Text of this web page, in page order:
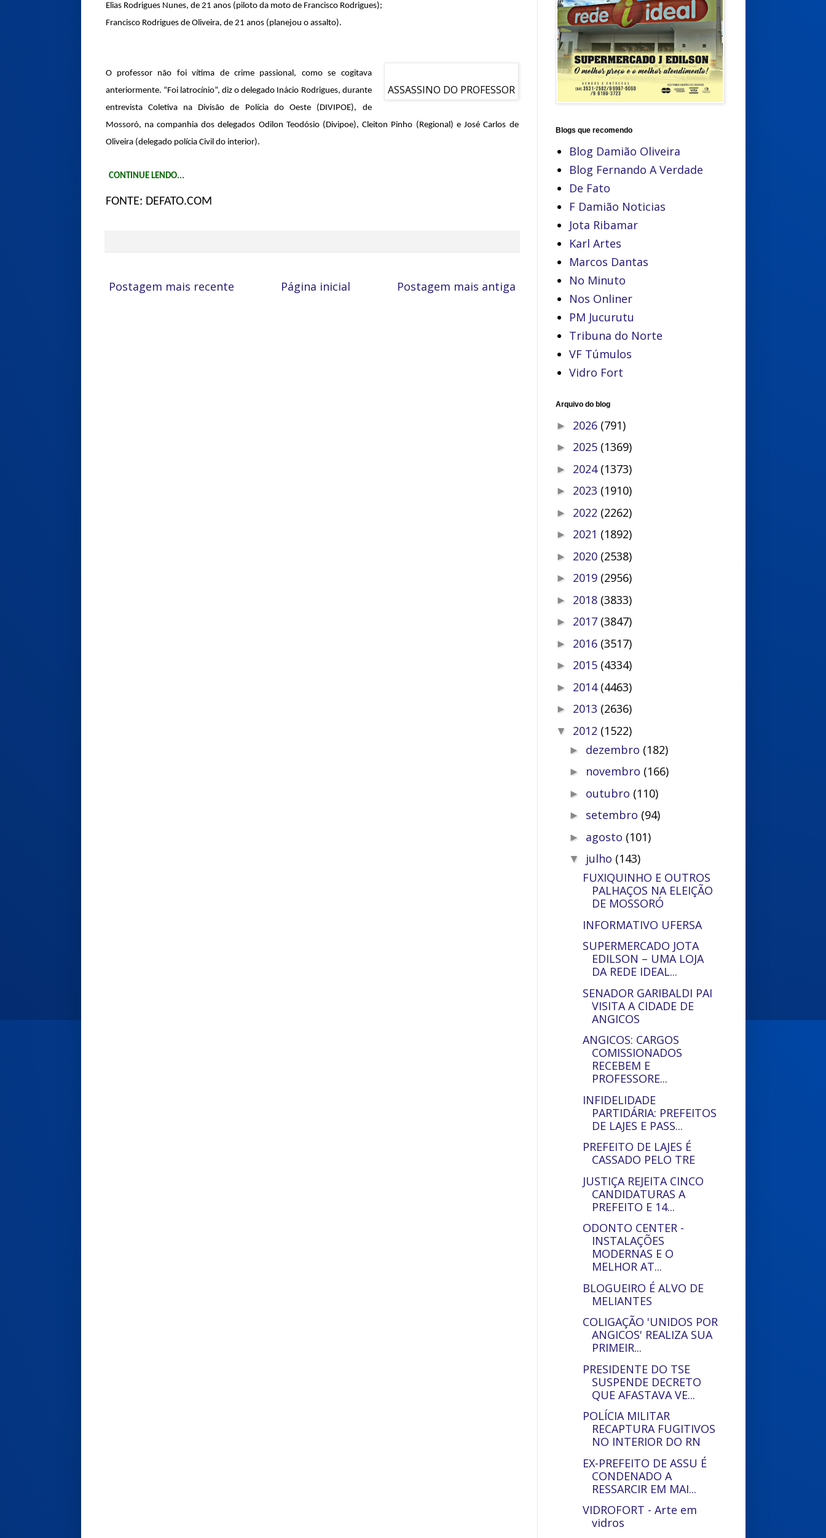
Elias Rodrigues Nunes, de 21 anos (piloto da moto de Francisco Rodrigues);
Francisco Rodrigues de Oliveira, de 21 anos (planejou o assalto).
ASSASSINO DO PROFESSOR
O professor não foi vítima de crime passional, como se cogitava
anteriormente. “Foi latrocínio”, diz o delegado Inácio Rodrigues, durante
entrevista Coletiva na Divisão de Polícia do Oeste (DIVIPOE), de
Mossoró, na companhia dos delegados Odilon Teodósio (Divipoe), Cleiton Pinho (Regional) e José Carlos de
Oliveira (delegado polícia Civil do interior).
CONTINUE LENDO...
FONTE: DEFATO.COM
Postagem mais recente Postagem mais antiga
Página inicial
Blogs que recomendo
Blog Damião Oliveira
Blog Fernando A Verdade
De Fato
F Damião Noticias
Jota Ribamar
Karl Artes
Marcos Dantas
No Minuto
Nos Onliner
PM Jucurutu
Tribuna do Norte
VF Túmulos
Vidro Fort
Arquivo do blog
► 2026 (791)
► 2025 (1369)
► 2024 (1373)
► 2023 (1910)
► 2022 (2262)
► 2021 (1892)
► 2020 (2538)
► 2019 (2956)
► 2018 (3833)
► 2017 (3847)
► 2016 (3517)
► 2015 (4334)
► 2014 (4463)
► 2013 (2636)
▼ 2012 (1522)
► dezembro (182)
► novembro (166)
► outubro (110)
► setembro (94)
► agosto (101)
▼ julho (143)
FUXIQUINHO E OUTROS
PALHAÇOS NA ELEIÇÃO
DE MOSSORÓ
INFORMATIVO UFERSA
SUPERMERCADO JOTA
EDILSON – UMA LOJA
DA REDE IDEAL...
SENADOR GARIBALDI PAI
VISITA A CIDADE DE
ANGICOS
ANGICOS: CARGOS
COMISSIONADOS
RECEBEM E
PROFESSORE...
INFIDELIDADE
PARTIDÁRIA: PREFEITOS
DE LAJES E PASS...
PREFEITO DE LAJES É
CASSADO PELO TRE
JUSTIÇA REJEITA CINCO
CANDIDATURAS A
PREFEITO E 14...
ODONTO CENTER -
INSTALAÇÕES
MODERNAS E O
MELHOR AT...
BLOGUEIRO É ALVO DE
MELIANTES
COLIGAÇÃO 'UNIDOS POR
ANGICOS' REALIZA SUA
PRIMEIR...
PRESIDENTE DO TSE
SUSPENDE DECRETO
QUE AFASTAVA VE...
POLÍCIA MILITAR
RECAPTURA FUGITIVOS
NO INTERIOR DO RN
EX-PREFEITO DE ASSU É
CONDENADO A
RESSARCIR EM MAI...
VIDROFORT - Arte em
vidros